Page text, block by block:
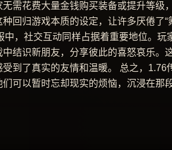
需花费大量金钱购买装备或提升等级
回归游戏本质的设定，让许多厌倦了
中，社交互动同样占据着重要地位。
结识新朋友，分享彼此的喜怒哀乐。
到了真实的友情和温暖。 总之，
可以暂时忘却现实的烦恼，沉浸在那